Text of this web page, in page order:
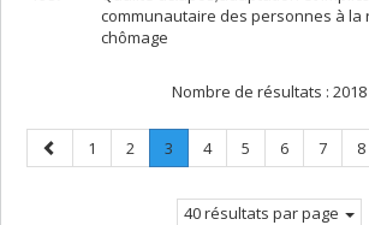
communautaire des personnes à la
chômage
Nombre de résultats : 2018
Page
précédente
Page
1 Page
2 Page
3
Page
Page
4 Page
5 Page
6 Page
7 8
40 résultats par page